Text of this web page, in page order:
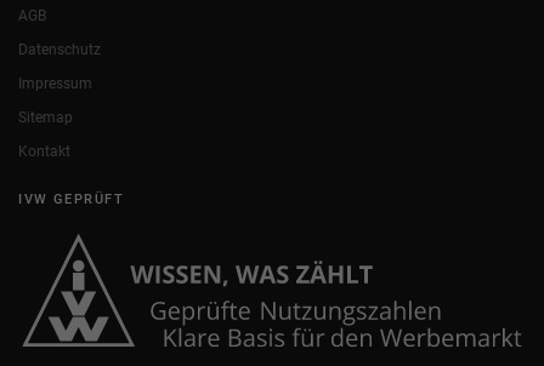
AGB
Datenschutz
Impressum
Sitemap
Kontakt
IVW GEPRÜFT